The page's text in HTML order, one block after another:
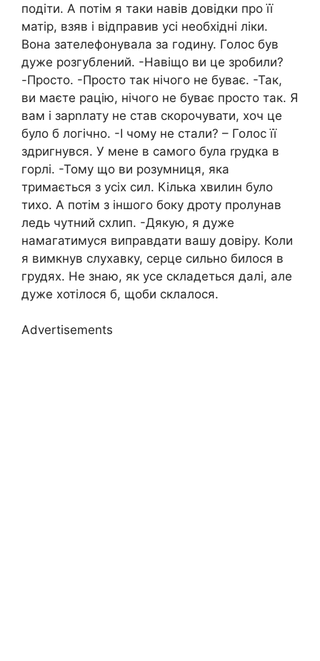
подіти. А потім я таки навів довідки про її
матір, взяв і відправив усі необхідні ліки.
Вона зателефонувала за годину. Голос був
дуже розгублений. -Навіщо ви це зробили?
-Просто. -Просто так нічого не буває. -Так,
ви маєте рацію, нічого не буває просто так. Я
вам і зарnлату не став скорочувати, хоч це
було б логічно. -І чому не стали? – Голос її
здригнувся. У мене в самого була rрудка в
горлі. -Тому що ви розумниця, яка
тримається з усіх сил. Кілька хвилин було
тихо. А потім з іншого боку дроту пролунав
ледь чутний схлип. -Дякую, я дуже
намагатимуся виправдати вашу довіру. Коли
я вимкнув слухавку, серце сильно билося в
грудях. Не знаю, як усе складеться далі, але
дуже хотілося б, щоби склалося.
Advertisements